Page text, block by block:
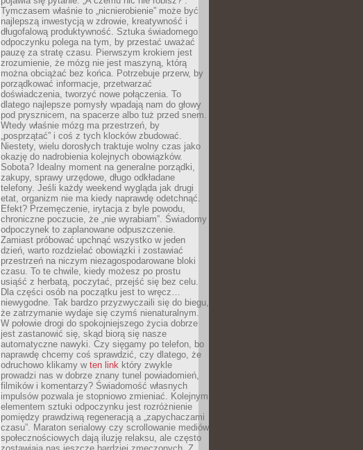
Tymczasem właśnie to „nicnierobienie” może być
najlepszą inwestycją w zdrowie, kreatywność i
długofalową produktywność. Sztuka świadomego
odpoczynku polega na tym, by przestać uważać
pauzę za stratę czasu. Pierwszym krokiem jest
zrozumienie, że mózg nie jest maszyną, którą
można obciążać bez końca. Potrzebuje przerw, by
porządkować informacje, przetwarzać
doświadczenia, tworzyć nowe połączenia. To
dlatego najlepsze pomysły wpadają nam do głowy
pod prysznicem, na spacerze albo tuż przed snem.
Wtedy właśnie mózg ma przestrzeń, by
„posprzątać” i coś z tych klocków zbudować.
Niestety, wielu dorosłych traktuje wolny czas jako
okazję do nadrobienia kolejnych obowiązków.
Sobota? Idealny moment na generalne porządki,
zakupy, sprawy urzędowe, długo odkładane
telefony. Jeśli każdy weekend wygląda jak drugi
etat, organizm nie ma kiedy naprawdę odetchnąć.
Efekt? Przemęczenie, irytacja z byle powodu,
chroniczne poczucie, że „nie wyrabiam”. Świadomy
odpoczynek to zaplanowane odpuszczenie.
Zamiast próbować upchnąć wszystko w jeden
dzień, warto rozdzielać obowiązki i zostawiać
przestrzeń na niczym niezagospodarowane bloki
czasu. To te chwile, kiedy możesz po prostu
usiąść z herbatą, poczytać, przejść się bez celu.
Dla części osób na początku jest to wręcz…
niewygodne. Tak bardzo przyzwyczaili się do biegu,
że zatrzymanie wydaje się czymś nienaturalnym.
W połowie drogi do spokojniejszego życia dobrze
jest zastanowić się, skąd biorą się nasze
automatyczne nawyki. Czy sięgamy po telefon, bo
naprawdę chcemy coś sprawdzić, czy dlatego, że
odruchowo klikamy w ten link który zwykle
prowadzi nas w dobrze znany tunel powiadomień,
filmików i komentarzy? Świadomość własnych
impulsów pozwala je stopniowo zmieniać. Kolejnym
elementem sztuki odpoczynku jest rozróżnienie
pomiędzy prawdziwą regeneracją a „zapychaczami
czasu”. Maraton serialowy czy scrollowanie mediów
społecznościowych dają iluzję relaksu, ale często